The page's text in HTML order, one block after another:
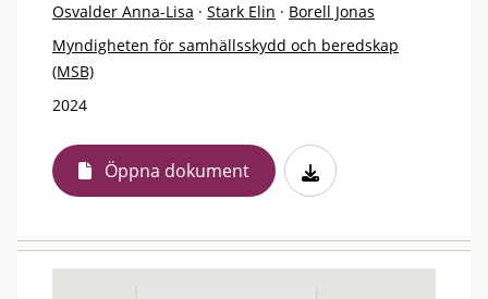
Osvalder Anna-Lisa · Stark Elin · Borell Jonas
Myndigheten för samhällsskydd och beredskap
(MSB)
2024
Öppna dokument